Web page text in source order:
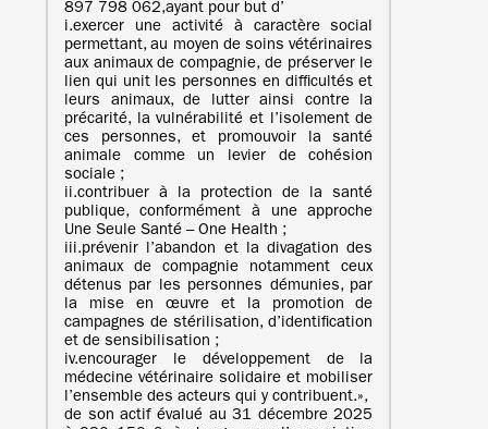
897 798 062,ayant pour but d’
i.exercer une activité à caractère social
permettant, au moyen de soins vétérinaires
aux animaux de compagnie, de préserver le
lien qui unit les personnes en difficultés et
leurs animaux, de lutter ainsi contre la
précarité, la vulnérabilité et l’isolement de
ces personnes, et promouvoir la santé
animale comme un levier de cohésion
sociale ;
ii.contribuer à la protection de la santé
publique, conformément à une approche
Une Seule Santé – One Health ;
iii.prévenir l’abandon et la divagation des
animaux de compagnie notamment ceux
détenus par les personnes démunies, par
la mise en œuvre et la promotion de
campagnes de stérilisation, d’identification
et de sensibilisation ;
iv.encourager le développement de la
médecine vétérinaire solidaire et mobiliser
l’ensemble des acteurs qui y contribuent.»,
de son actif évalué au 31 décembre 2025